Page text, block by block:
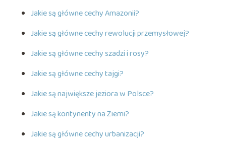
Jakie są główne cechy Amazonii?
Jakie są główne cechy rewolucji przemysłowej?
Jakie są główne cechy szadzi i rosy?
Jakie są główne cechy tajgi?
Jakie są największe jeziora w Polsce?
Jakie są kontynenty na Ziemi?
Jakie są główne cechy urbanizacji?